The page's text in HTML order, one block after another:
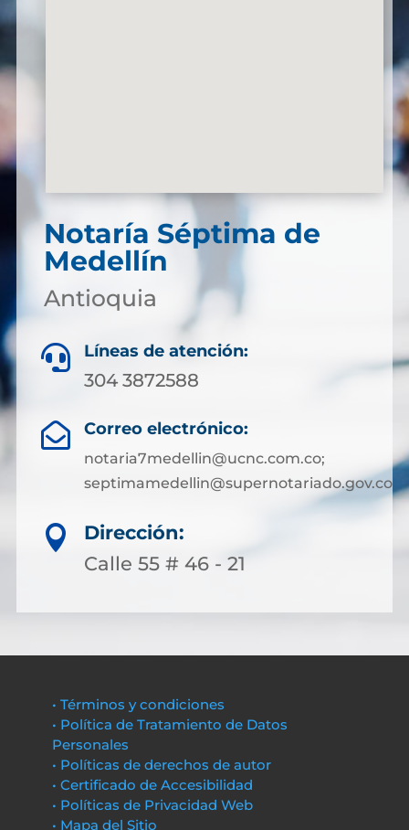
Notaría Séptima de
Medellín
Antioquia
 Líneas de atención:
304 3872588
 Correo electrónico:
notaria7medellin@ucnc.com.co;
septimamedellin@supernotariado.gov.co

Dirección:
Calle 55 # 46 - 21
• Términos y condiciones
• Política de Tratamiento de Datos
Personales
• Políticas de derechos de autor
• Certificado de Accesibilidad
• Políticas de Privacidad Web
• Mapa del Sitio